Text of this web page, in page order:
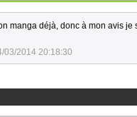
manga déjà, donc à mon avis
03/2014 20:18:30